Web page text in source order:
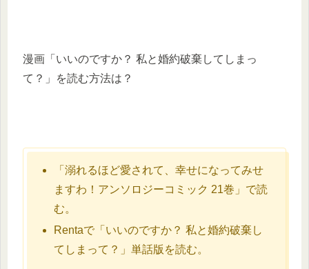
漫画「いいのですか？ 私と婚約破棄してしまっ
て？」を読む方法は？
「溺れるほど愛されて、幸せになってみせ
ますわ！アンソロジーコミック 21巻」で読
む。
Rentaで「いいのですか？ 私と婚約破棄し
てしまって？」単話版を読む。